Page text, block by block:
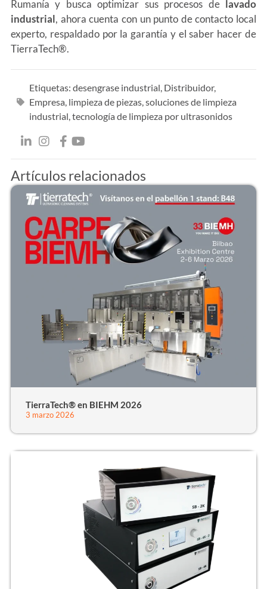
Rumanía y busca optimizar sus procesos de lavado
industrial, ahora cuenta con un punto de contacto local
experto, respaldado por la garantía y el saber hacer de
TierraTech®.
Etiquetas: desengrase industrial, Distribuidor,
Empresa, limpieza de piezas,soluciones de limpieza
industrial,tecnología de limpieza por ultrasonidos
Artículos relacionados
TierraTech® en BIEHM 2026
3 marzo 2026